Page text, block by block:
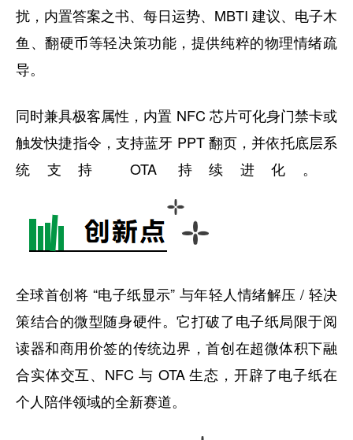
扰，内置答案之书、每日运势、MBTI 建议、电子木
鱼、翻硬币等轻决策功能，提供纯粹的物理情绪疏
导。
同时兼具极客属性，内置 NFC 芯片可化身门禁卡或
触发快捷指令，支持蓝牙 PPT 翻页，并依托底层系
统支持 OTA 持续进化。
全球首创将 “电子纸显示” 与年轻人情绪解压 / 轻决
策结合的微型随身硬件。它打破了电子纸局限于阅
读器和商用价签的传统边界，首创在超微体积下融
合实体交互、NFC 与 OTA 生态，开辟了电子纸在
个人陪伴领域的全新赛道。